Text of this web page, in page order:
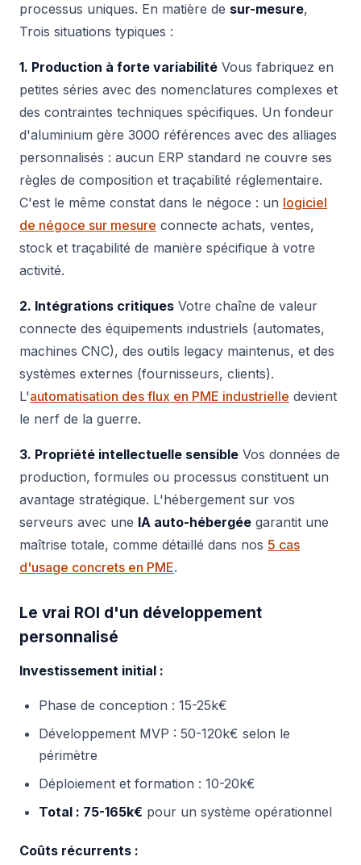
processus uniques. En matière de sur-mesure,
Trois situations typiques :
1. Production à forte variabilité Vous fabriquez en
petites séries avec des nomenclatures complexes et
des contraintes techniques spécifiques. Un fondeur
d'aluminium gère 3000 références avec des alliages
personnalisés : aucun ERP standard ne couvre ses
règles de composition et traçabilité réglementaire.
C'est le même constat dans le négoce : un logiciel
de négoce sur mesure connecte achats, ventes,
stock et traçabilité de manière spécifique à votre
activité.
2. Intégrations critiques Votre chaîne de valeur
connecte des équipements industriels (automates,
machines CNC), des outils legacy maintenus, et des
systèmes externes (fournisseurs, clients).
L'automatisation des flux en PME industrielle devient
le nerf de la guerre.
3. Propriété intellectuelle sensible Vos données de
production, formules ou processus constituent un
avantage stratégique. L'hébergement sur vos
serveurs avec une IA auto-hébergée garantit une
maîtrise totale, comme détaillé dans nos 5 cas
d'usage concrets en PME.
Le vrai ROI d'un développement
personnalisé
Investissement initial :
Phase de conception : 15-25k€
Développement MVP : 50-120k€ selon le
périmètre
Déploiement et formation : 10-20k€
Total : 75-165k€ pour un système opérationnel
Coûts récurrents :